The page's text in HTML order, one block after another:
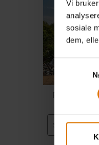
Vi
sosiale
dem,